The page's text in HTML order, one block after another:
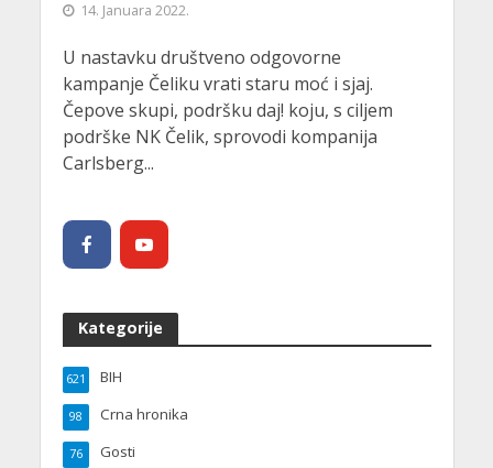
14. Januara 2022.
U nastavku društveno odgovorne
kampanje Čeliku vrati staru moć i sjaj.
Čepove skupi, podršku daj! koju, s ciljem
podrške NK Čelik, sprovodi kompanija
Carlsberg...
Kategorije
BIH
621
Crna hronika
98
Gosti
76